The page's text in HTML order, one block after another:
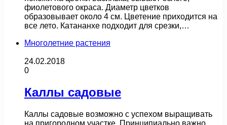
фиолетового окраса. Диаметр цветков
образовывает около 4 см. Цветение приходится на
все лето. Катананхе подходит для срезки,…
Многолетние растения
24.02.2018
0
Каллы садовые
Каллы садовые возможно с успехом выращивать